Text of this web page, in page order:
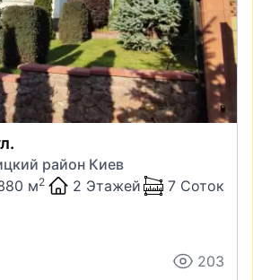
район Киев
м2 2 Этажей
7 Соток
203